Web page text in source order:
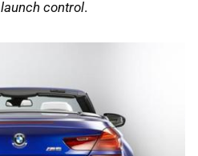
launch control.